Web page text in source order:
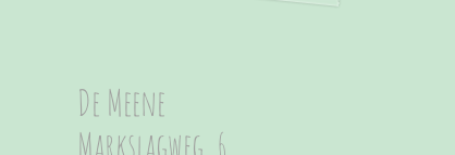
De Meene
Markslagweg 6